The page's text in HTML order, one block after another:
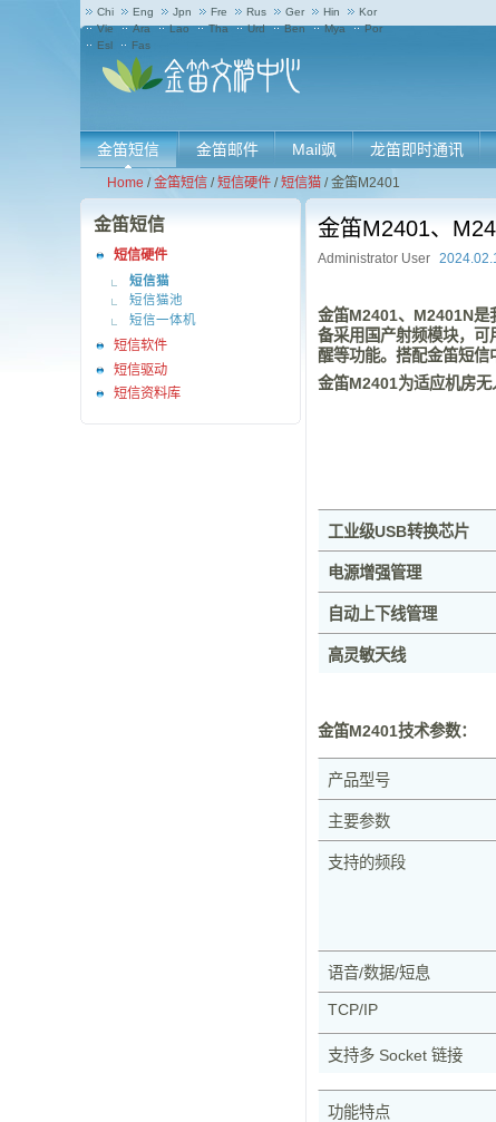
Chi Eng Jpn Fre Rus Ger Hin
Kor
Vie
Ara Lao Tha Urd Ben Mya
Por
Esl
Fas
金笛短信 金笛邮件 Mail飒 龙笛即时通讯
Home / 金笛短信 / 短信硬件 / 短信猫 / 金笛M2401
金笛短信
短信硬件
短信猫
短信猫池
短信一体机
短信软件
短信驱动
短信资料库
金笛M2401、
Administrator User
金笛M2401、M2401N是
备采用国产射频模块，
醒等功能。搭配金笛短信
金笛M2401为适应机房无
工业级USB转换芯片
电源增强管理
自动上下线管理
高灵敏天线
金笛M2401技术参数：
产品型号
主要参数
支持的频段
语音/数据/短息
TCP/IP
支持多 Socket 链接
功能特点